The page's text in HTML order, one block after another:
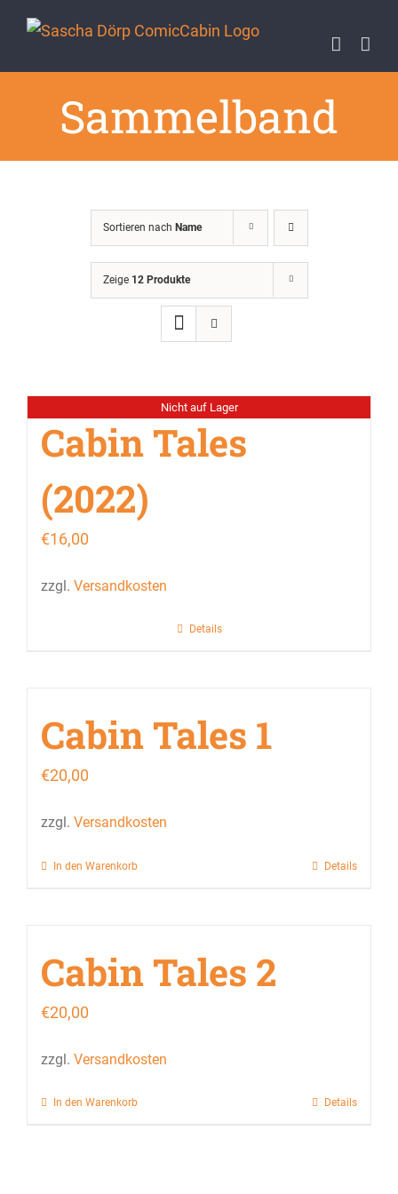
Sammelband
Sortieren nach Name
Zeige 12 Produkte
Nicht auf Lager
Cabin Tales
(2022)
€16,00
zzgl. Versandkosten
Details
Cabin Tales 1
€20,00
zzgl. Versandkosten
In den Warenkorb Details
Cabin Tales 2
€20,00
zzgl. Versandkosten
In den Warenkorb Details